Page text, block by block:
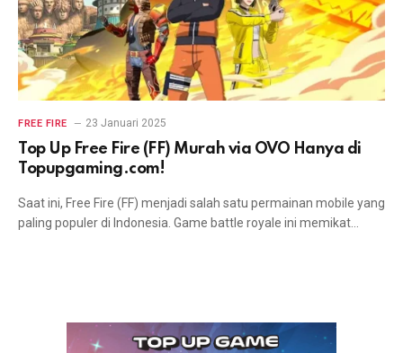
FREE FIRE 23 Januari 2025
Top Up Free Fire (FF) Murah via OVO Hanya di
Topupgaming.com!
Saat ini, Free Fire (FF) menjadi salah satu permainan mobile yang
paling populer di Indonesia. Game battle royale ini memikat…